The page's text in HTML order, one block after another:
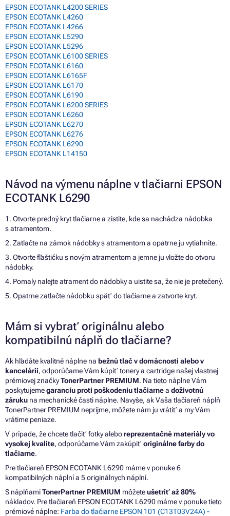
EPSON ECOTANK L4200 SERIES
EPSON ECOTANK L4260
EPSON ECOTANK L4266
EPSON ECOTANK L5290
EPSON ECOTANK L5296
EPSON ECOTANK L6100 SERIES
EPSON ECOTANK L6160
EPSON ECOTANK L6165F
EPSON ECOTANK L6170
EPSON ECOTANK L6190
EPSON ECOTANK L6200 SERIES
EPSON ECOTANK L6260
EPSON ECOTANK L6270
EPSON ECOTANK L6276
EPSON ECOTANK L6290
EPSON ECOTANK L14150
Návod na výmenu náplne v tlačiarni EPSON
ECOTANK L6290
1. Otvorte predný kryt tlačiarne a zistite, kde sa nachádza nádobka
s atramentom.
2. Zatlačte na zámok nádobky s atramentom a opatrne ju vytiahnite.
3. Otvorte fľaštičku s novým atramentom a jemne ju vložte do otvoru
nádobky.
4. Pomaly nalejte atrament do nádobky a uistite sa, že nie je pretečený.
5. Opatrne zatlačte nádobku späť do tlačiarne a zatvorte kryt.
Mám si vybrať originálnu alebo
kompatibilnú náplň do tlačiarne?
Ak hľadáte kvalitné náplne na bežnú tlač v domácnosti alebo v
kancelárii, odporúčame Vám kúpiť tonery a cartridge našej vlastnej
prémiovej značkyTonerPartner PREMIUM. Na tieto náplne Vám
poskytujemegaranciu proti poškodeniu tlačiarnea doživotnú
záruku na mechanické časti náplne. Navyše, ak Vaša tlačiareň náplň
TonerPartner PREMIUM neprijme, môžete nám ju vrátiť a my Vám
vrátime peniaze.
V prípade, že chcete tlačiť fotky aleboreprezentačné materiály vo
vysokej kvalite, odporúčame Vám zakúpiť originálne farby do
tlačiarne.
Pre tlačiareň EPSON ECOTANK L6290 máme v ponuke 6
kompatibilných náplní a 5 originálnych náplní.
S náplňamiTonerPartner PREMIUM môžeteušetriť až 80%
nákladov. Pre tlačiareň EPSON ECOTANK L6290 máme v ponuke tieto
prémiové náplne: Farba do tlačiarne EPSON 101 (C13T03V24A) -